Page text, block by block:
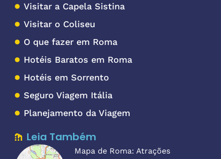
Visitar a Capela Sistina
Visitar o Coliseu
O que fazer em Roma
Hotéis Baratos em Roma
Hotéis em Sorrento
Seguro Viagem Itália
Planejamento da Viagem
Leia Também
Mapa de Roma: Atrações